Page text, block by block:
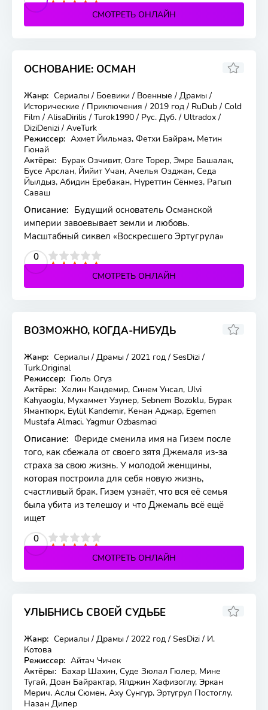
СМОТРЕТЬ ОНЛАЙН
ОСНОВАНИЕ: ОСМАН
194 серия
8.346
Жанр: Сериалы / Боевики / Военные / Драмы /
Исторические / Приключения / 2019 год / RuDub / Cold
Film / AlisaDirilis / Turok1990 / Рус. Дуб. / Ultradox /
DiziDenizi / AveTurk
Режиссер: Ахмет Йильмаз, Фетхи Байрам, Метин
Гюнай
Актёры: Бурак Озчивит, Озге Торер, Эмре Башалак,
Бусе Арслан, Йийит Учан, Ачелья Озджан, Седа
Йылдыз, Абидин Еребакан, Нуреттин Сёнмез, Рагып
Саваш
Описание: Будущий основатель Османской
империи завоевывает земли и любовь.
Масштабный сиквел «Воскресшего Эртугрула»
0
4 5
СМОТРЕТЬ ОНЛАЙН
ВОЗМОЖНО, КОГДА-НИБУДЬ
6 серия
4.8
Жанр: Сериалы / Драмы / 2021 год / SesDizi /
Turk.Original
Режиссер: Гюль Огуз
Актёры: Хелин Кандемир, Синем Унсал, Ulvi
Kahyaoglu, Мухаммет Узунер, Sebnem Bozoklu, Бурак
Ямантюрк, Eylül Kandemir, Кенан Аджар, Egemen
Mustafa Almaci, Yagmur Ozbasmaci
Описание: Фериде сменила имя на Гизем после
того, как сбежала от своего зятя Джемаля из-за
страха за свою жизнь. У молодой женщины,
которая построила для себя новую жизнь,
счастливый брак. Гизем узнаёт, что вся её семья
была убита из телешоу и что Джемаль всё ещё
ищет
0
4 5
СМОТРЕТЬ ОНЛАЙН
УЛЫБНИСЬ СВОЕЙ СУДЬБЕ
5 серия
5.6
Жанр: Сериалы / Драмы / 2022 год / SesDizi / И.
Котова
Режиссер: Айтач Чичек
Актёры: Бахар Шахин, Суде Зюлал Гюлер, Мине
Тугай, Доан Байрактар, Ялджин Хафизоглу, Эркан
Мерич, Аслы Сюмен, Аху Сунгур, Эртугрул Постоглу,
Назан Дипер